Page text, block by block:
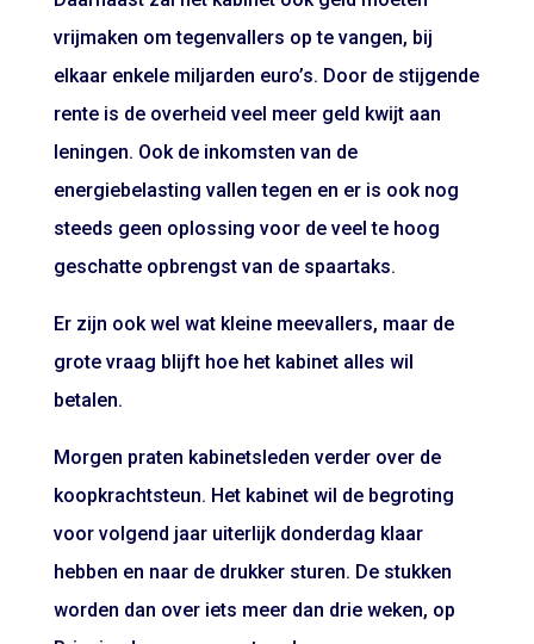
vrijmaken om tegenvallers op te vangen, bij
elkaar enkele miljarden euro’s. Door de stijgende
rente is de overheid veel meer geld kwijt aan
leningen. Ook de inkomsten van de
energiebelasting vallen tegen en er is ook nog
steeds geen oplossing voor de veel te hoog
geschatte opbrengst van de spaartaks.
Er zijn ook wel wat kleine meevallers, maar de
grote vraag blijft hoe het kabinet alles wil
betalen.
Morgen praten kabinetsleden verder over de
koopkrachtsteun. Het kabinet wil de begroting
voor volgend jaar uiterlijk donderdag klaar
hebben en naar de drukker sturen. De stukken
worden dan over iets meer dan drie weken, op